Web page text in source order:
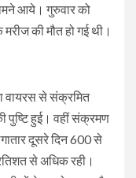
आये। गुरुवार को
की मौत हो गई थी।
वायरस से संक्रमित
पुष्टि हुई। वहीं संक्रमण
दूसरे दिन 600 से
से अधिक रही।